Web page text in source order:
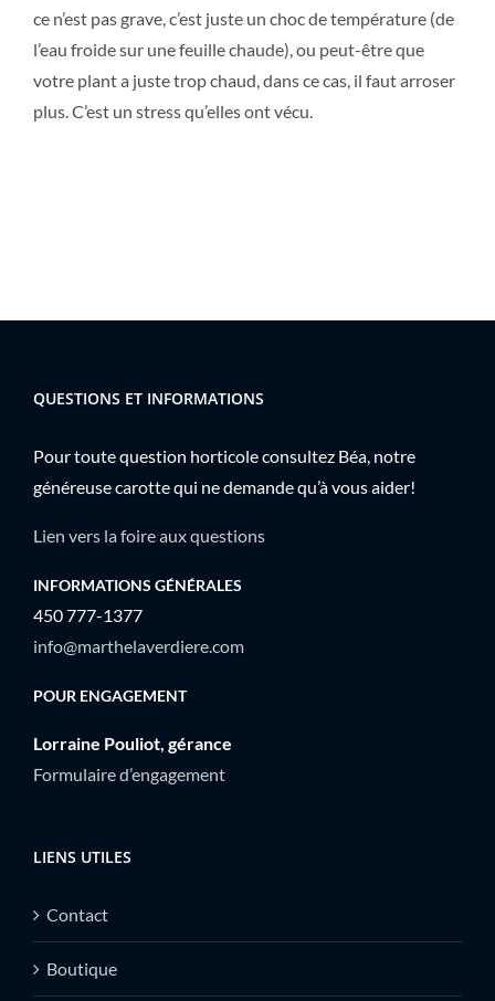
ce n’est pas grave, c’est juste un choc de température (de
l’eau froide sur une feuille chaude), ou peut-être que
votre plant a juste trop chaud, dans ce cas, il faut arroser
plus. C’est un stress qu’elles ont vécu.
QUESTIONS ET INFORMATIONS
Pour toute question horticole consultez Béa, notre
généreuse carotte qui ne demande qu’à vous aider!
Lien vers la foire aux questions
INFORMATIONS GÉNÉRALES
450 777-1377
info@marthelaverdiere.com
POUR ENGAGEMENT
Lorraine Pouliot, gérance
Formulaire d’engagement
LIENS UTILES
Contact
Boutique